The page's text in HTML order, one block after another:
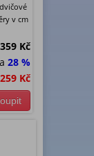
v cm
359 Kč
28 %
259 Kč